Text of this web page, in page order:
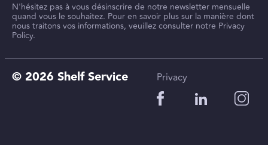
N'hésitez pas à vous désinscrire de notre newsletter mensuelle
quand vous le souhaitez. Pour en savoir plus sur la manière dont
nous traitons vos informations, veuillez consulter notre Privacy
Policy.
© 2026 Shelf Service Privacy